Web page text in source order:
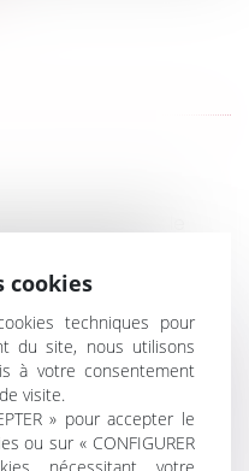
individuelle : le
de trésorerie
en copropriété :
à publier avant le
cookies
techniques pour
du site, nous utilisons
à votre consentement
visite.
» pour accepter le
ou sur « CONFIGURER